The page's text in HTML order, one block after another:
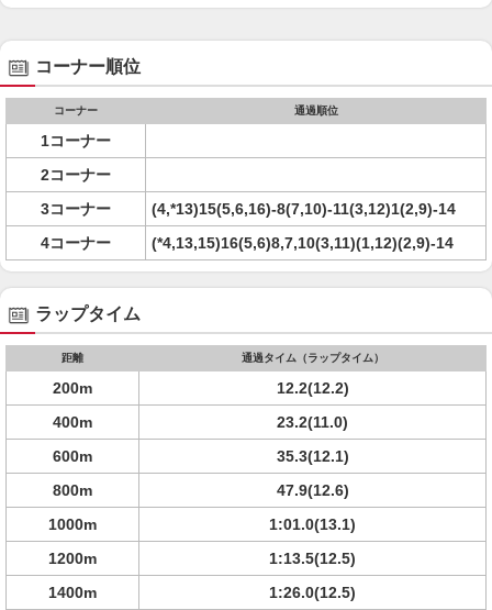
コーナー順位
コーナー 通過順位
1コーナー
2コーナー
3コーナー
(4,*13)15(5,6,16)-8(7,10)-11(3,12)1(2,9)-14
4コーナー
(*4,13,15)16(5,6)8,7,10(3,11)(1,12)(2,9)-14
ラップタイム
距離 通過タイム（ラップタイム）
200m
12.2(12.2)
400m
23.2(11.0)
600m
35.3(12.1)
800m
47.9(12.6)
1000m
1:01.0(13.1)
1200m
1:13.5(12.5)
1400m
1:26.0(12.5)